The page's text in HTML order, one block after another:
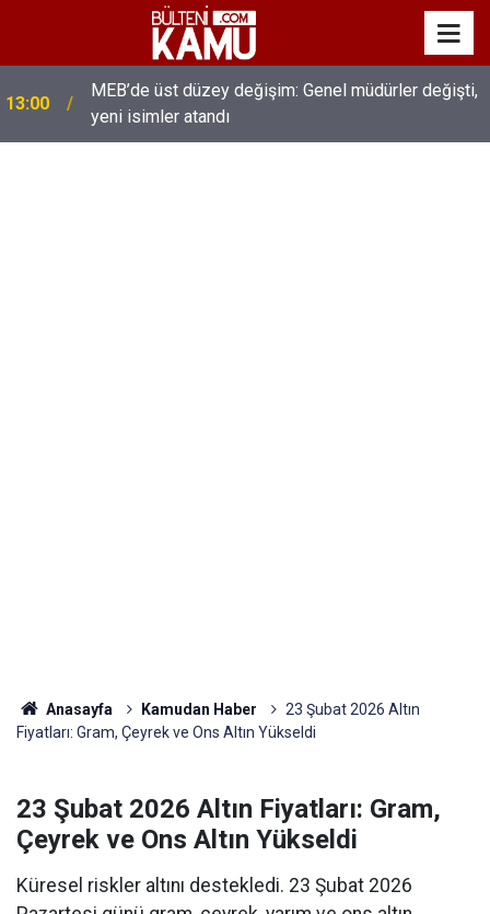
13:00
MEB’de üst düzey değişim: Genel müdürler değişti,
yeni isimler atandı
Anasayfa Kamudan Haber
23 Şubat 2026 Altın
Fiyatları: Gram, Çeyrek ve Ons Altın Yükseldi
23 Şubat 2026 Altın Fiyatları: Gram,
Çeyrek ve Ons Altın Yükseldi
Küresel riskler altını destekledi. 23 Şubat 2026